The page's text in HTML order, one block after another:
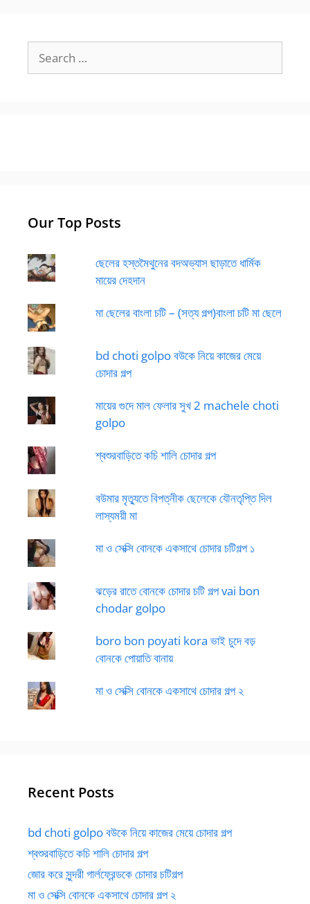
for:
Our Top Posts
ছেলের হস্তমৈথুনের বদঅভ্যাস ছাড়াতে ধার্মিক
মায়ের দেহদান
মা ছেলের বাংলা চটি – (সত্য গল্প)বাংলা চটি মা ছেলে
bd choti golpo বউকে নিয়ে কাজের মেয়ে
চোদার গল্প
মায়ের গুদে মাল ফেলার সুখ 2 machele choti
golpo
শ্বশুরবাড়িতে কচি শালি চোদার গল্প
বউমার মৃত্যুতে বিপত্নীক ছেলেকে যৌনতৃপ্তি দিল
লাস্যময়ী মা
মা ও সেক্সি বোনকে একসাথে চোদার চটিগল্প ১
ঝড়ের রাতে বোনকে চোদার চটি গল্প vai bon
chodar golpo
boro bon poyati kora ভাই চুদে বড়
বোনকে পোয়াতি বানায়
মা ও সেক্সি বোনকে একসাথে চোদার গল্প ২
Recent Posts
bd choti golpo বউকে নিয়ে কাজের মেয়ে চোদার গল্প
শ্বশুরবাড়িতে কচি শালি চোদার গল্প
জোর করে সুন্দরী গার্লফ্রেন্ডকে চোদার চটিগল্প
মা ও সেক্সি বোনকে একসাথে চোদার গল্প ২